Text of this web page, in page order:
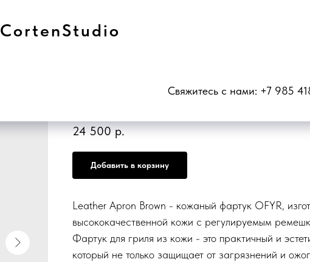
CortenStudio
Свяжитесь с нами: +7 985
Кожаный фартук, коричневый
24 500 р.
Добавить в корзину
Leather Apron Brown - кожаный фартук OFYR,
высококачественной кожи с регулируемым
Фартук для гриля из кожи - это практичный и
который не только защищает от загрязнений и